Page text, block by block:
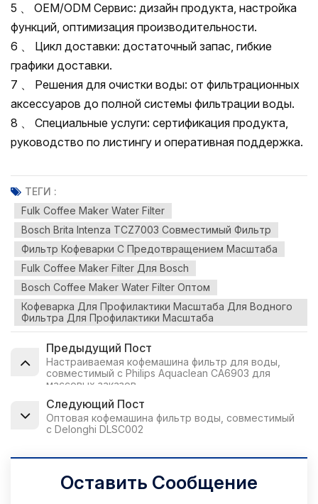
5 、 OEM/ODM Сервис: дизайн продукта, настройка
функций, оптимизация производительности.
6 、 Цикл доставки: достаточный запас, гибкие
графики доставки.
7 、 Решения для очистки воды: от фильтрационных
аксессуаров до полной системы фильтрации воды.
8 、 Специальные услуги: сертификация продукта,
руководство по листингу и оперативная поддержка.
ТЕГИ :
Fulk Coffee Maker Water Filter
Bosch Brita Intenza TCZ7003 Совместимый Фильтр
Фильтр Кофеварки С Предотвращением Масштаба
Fulk Coffee Maker Filter Для Bosch
Bosch Coffee Maker Water Filter Оптом
Кофеварка Для Профилактики Масштаба Для Водного
Фильтра Для Профилактики Масштаба
Предыдущий Пост
Настраиваемая кофемашина фильтр для воды,
совместимый с Philips Aquaclean CA6903 для
массовых заказов
Следующий Пост
Оптовая кофемашина фильтр воды, совместимый
с Delonghi DLSC002
Оставить Сообщение